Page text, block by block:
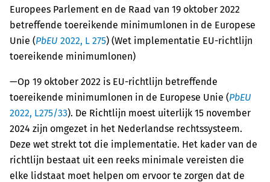
Europees Parlement en de Raad van 19 oktober 2022
betreffende toereikende minimumlonen in de Europese
Unie (PbEU 2022, L 275) (Wet implementatie EU-richtlijn
toereikende minimumlonen)
—Op 19 oktober 2022 is EU-richtlijn betreffende
toereikende minimumlonen in de Europese Unie (PbEU
2022, L275/33). De Richtlijn moest uiterlijk 15 november
2024 zijn omgezet in het Nederlandse rechtssysteem.
Deze wet strekt tot die implementatie. Het kader van de
richtlijn bestaat uit een reeks minimale vereisten die
elke lidstaat moet helpen om ervoor te zorgen dat de